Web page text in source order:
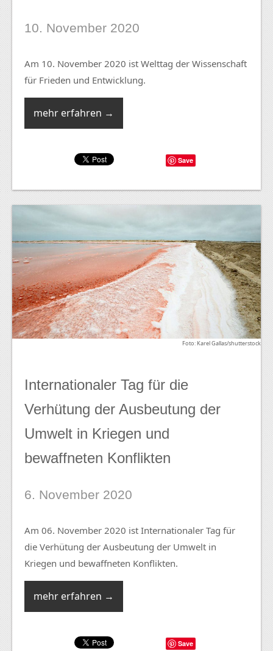
10. November 2020
Am 10. November 2020 ist Welttag der Wissenschaft
für Frieden und Entwicklung.
mehr erfahren →
Save
Foto: Karel Gallas/shutterstock
Internationaler Tag für die
Verhütung der Ausbeutung der
Umwelt in Kriegen und
bewaffneten Konflikten
6. November 2020
Am 06. November 2020 ist Internationaler Tag für
die Verhütung der Ausbeutung der Umwelt in
Kriegen und bewaffneten Konflikten.
mehr erfahren →
Save